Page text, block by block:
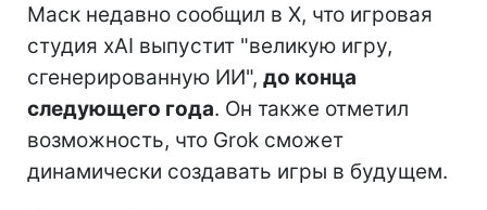
Маск недавно сообщил в X, что игровая
студия xAI выпустит "великую игру,
сгенерированную ИИ", до конца
следующего года. Он также отметил
возможность, что Grok сможет
динамически создавать игры в будущем.